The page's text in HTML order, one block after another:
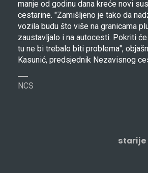
manje od godinu dana kreće novi
cestarine. "Zamišljeno je tako da
vozila budu što više na granicama
zaustavljalo i na autocesti. Pokriti
tu ne bi trebalo biti problema",
Kasunić, predsjednik Nezavisnog
NCS